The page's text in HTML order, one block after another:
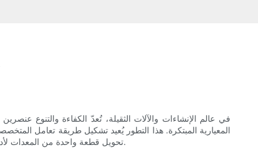
في عالم الإنشاءات والآلات الثقيلة، تُعدّ الكفاءة والتنوع
المعيارية المبتكرة. هذا التطور يُعيد تشكيل طريقة تعامل
تحويل قطعة واحدة من المعدات لأداء مجموعة واسعة من المهام، فتابع القراءة لاستكشاف الإمكانيات الهائلة للملحقات المعيارية التي تُحوّل آلة حفر الركائز إلى أداة متعددة الاستخدامات بحق.